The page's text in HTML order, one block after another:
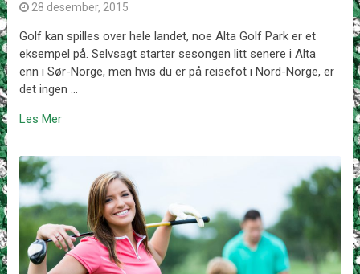
28 desember, 2015
Golf kan spilles over hele landet, noe Alta Golf Park er et
eksempel på. Selvsagt starter sesongen litt senere i Alta
enn i Sør-Norge, men hvis du er på reisefot i Nord-Norge, er
det ingen …
Les Mer